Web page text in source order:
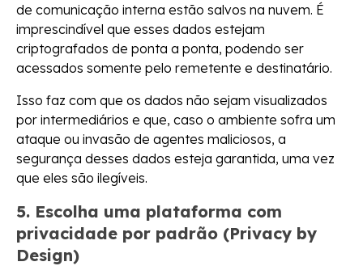
de comunicação interna estão salvos na nuvem. É
imprescindível que esses dados estejam
criptografados de ponta a ponta, podendo ser
acessados somente pelo remetente e destinatário.
Isso faz com que os dados não sejam visualizados
por intermediários e que, caso o ambiente sofra um
ataque ou invasão de agentes maliciosos, a
segurança desses dados esteja garantida, uma vez
que eles são ilegíveis.
5. Escolha uma plataforma com
privacidade por padrão (Privacy by
Design)